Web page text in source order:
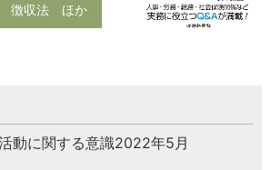
次へ
徴収法 ほか
動に関する意識2022年5月